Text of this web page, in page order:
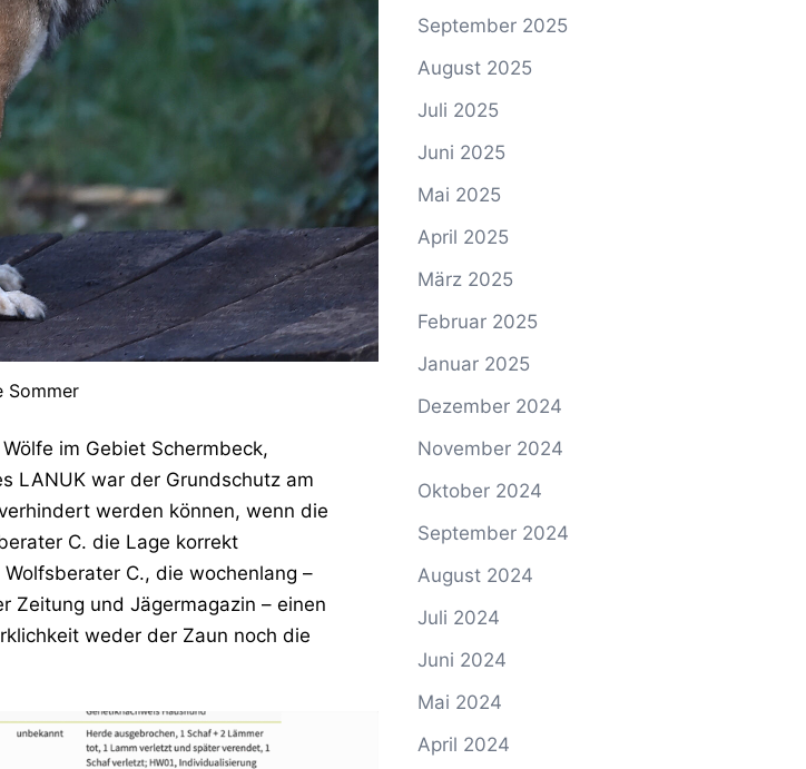
Sommer
im Gebiet Schermbeck,
LANUK war der Grundschutz am
werden können, wenn die
C. die Lage korrekt
C., die wochenlang –
Zeitung und Jägermagazin – einen
weder der Zaun noch die
September 2025
August 2025
Juli 2025
Juni 2025
Mai 2025
April 2025
März 2025
Februar 2025
Januar 2025
Dezember 2024
November 2024
Oktober 2024
September 2024
August 2024
Juli 2024
Juni 2024
Mai 2024
April 2024